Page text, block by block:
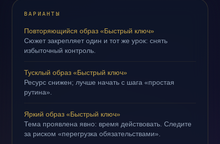
ВАРИАНТЫ
Повторяющийся образ «Быстрый ключ»
Сюжет закрепляет один и тот же урок: снять
избыточный контроль.
Тусклый образ «Быстрый ключ»
Ресурс снижен; лучше начать с шага «простая
рутина».
Яркий образ «Быстрый ключ»
Тема проявлена явно: время действовать. Следите
за риском «перегрузка обязательствами».